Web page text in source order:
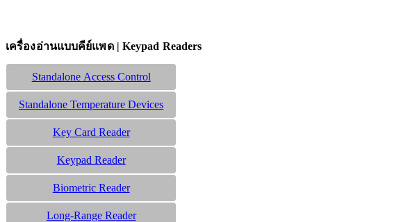
เครื่องอ่านแบบคีย์แพด | Keypad Readers
Standalone Access Control
Standalone Temperature Devices
Key Card Reader
Keypad Reader
Biometric Reader
Long-Range Reader